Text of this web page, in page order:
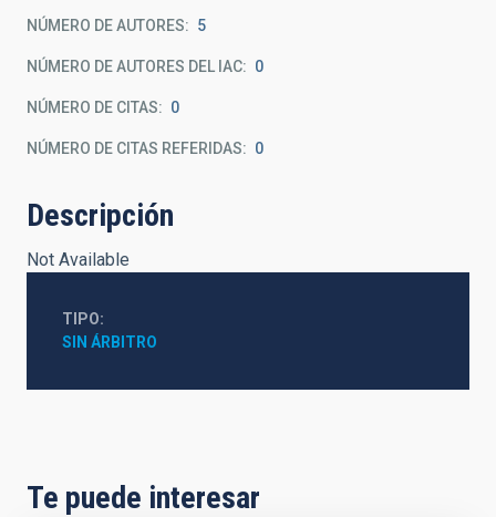
NÚMERO DE AUTORES 5
NÚMERO DE AUTORES DEL IAC 0
NÚMERO DE CITAS 0
NÚMERO DE CITAS REFERIDAS 0
Descripción
Not Available
TIPO
SIN ÁRBITRO
Te puede interesar